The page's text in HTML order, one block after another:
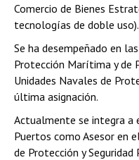
Comercio de Bienes
tecnologías de doble uso).
Se ha desempeñado en
Protección Marítima y de
Unidades Navales de
última asignación.
Actualmente se integra a
Puertos como Asesor en
de Protección y